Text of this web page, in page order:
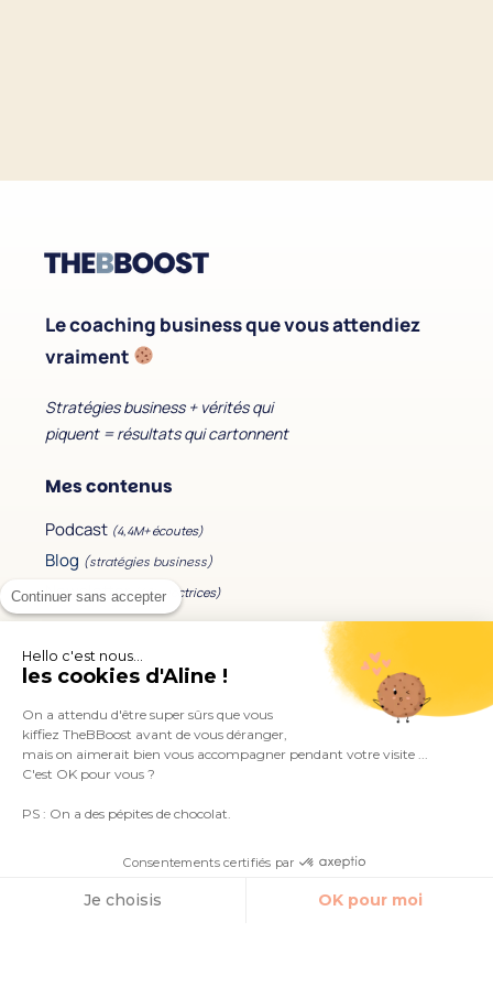
Continuer sans accepter
Hello c'est nous...
les cookies d'Aline !
On a attendu d'être super sûrs que vous
kiffiez TheBBoost avant de vous déranger,
mais on aimerait bien vous accompagner pendant votre visite ...
C'est OK pour vous ?
PS : On a des pépites de chocolat.
Consentements certifiés par
Je choisis OK pour moi
Le coaching business que vous attendiez
vraiment
Stratégies business + vérités qui
piquent = résultats qui cartonnent
Mes contenus
Podcast (4,4M+ écoutes)
Blog (stratégies business)
Newsletter (40k+ lectrices)
Mes accompagnements
Les formations
Le Bootcamp Signed.
Mon séminaire business
Accéder à votre espace formation
Contact